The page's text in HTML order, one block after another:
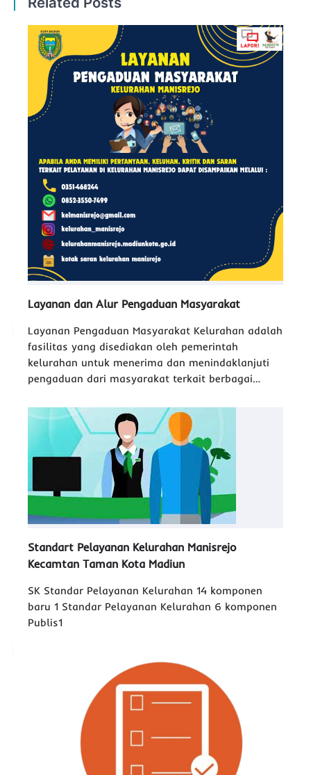
Layanan dan Alur Pengaduan Masyarakat
Layanan Pengaduan Masyarakat Kelurahan adalah
fasilitas yang disediakan oleh pemerintah
kelurahan untuk menerima dan menindaklanjuti
pengaduan dari masyarakat terkait berbagai…
Standart Pelayanan Kelurahan Manisrejo
Kecamtan Taman Kota Madiun
SK Standar Pelayanan Kelurahan 14 komponen
baru 1 Standar Pelayanan Kelurahan 6 komponen
Publis1